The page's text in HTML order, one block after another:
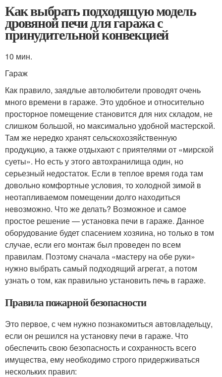
Как выбрать подходящую модель
дровяной печи для гаража с
принудительной конвекцией
10 мин.
Гараж
Как правило, заядлые автолюбители проводят очень
много времени в гараже. Это удобное и относительно
просторное помещение становится для них складом, не
слишком большой, но максимально удобной мастерской.
Там же нередко хранят сельскохозяйственную
продукцию, а также отдыхают с приятелями от «мирской
суеты». Но есть у этого автохранилища один, но
серьезный недостаток. Если в теплое время года там
довольно комфортные условия, то холодной зимой в
неотапливаемом помещении долго находиться
невозможно. Что же делать? Возможное и самое
простое решение — установка печи в гараже. Данное
оборудование будет спасением хозяина, но только в том
случае, если его монтаж был проведен по всем
правилам. Поэтому сначала «мастеру на обе руки»
нужно выбрать самый подходящий агрегат, а потом
узнать о том, как правильно установить печь в гараже.
Правила пожарной безопасности
Это первое, с чем нужно познакомиться автовладельцу,
если он решился на установку печи в гараже. Что
обеспечить свою безопасность и сохранность всего
имущества, ему необходимо строго придерживаться
нескольких правил: